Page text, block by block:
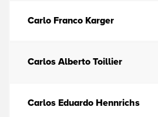
Carlo Franco Karger
Carlos Alberto Toillier
Carlos Eduardo Hennrichs